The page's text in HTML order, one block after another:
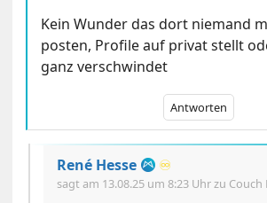
Kein Wunder das dort niemand
posten, Profile auf privat stellt
ganz verschwindet
Antworten
René Hesse ♾️
sagt am 13.08.25 um 8:23 Uhrzu